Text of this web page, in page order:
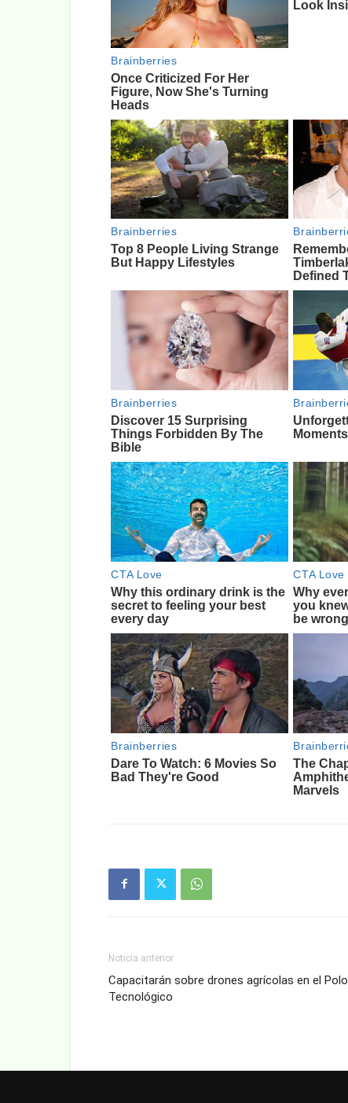
Noticia anterior
Capacitarán sobre drones agrícolas en el Polo
Tecnológico